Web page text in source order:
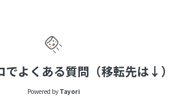
でよくある質問（移転先は↓）
Powered by Tayori